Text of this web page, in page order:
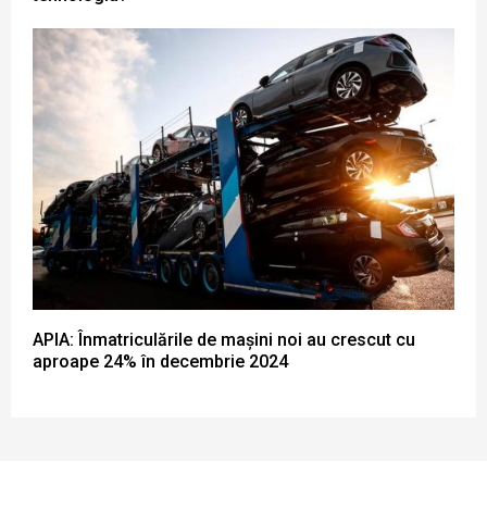
APIA: Înmatriculările de mașini noi au crescut cu
aproape 24% în decembrie 2024